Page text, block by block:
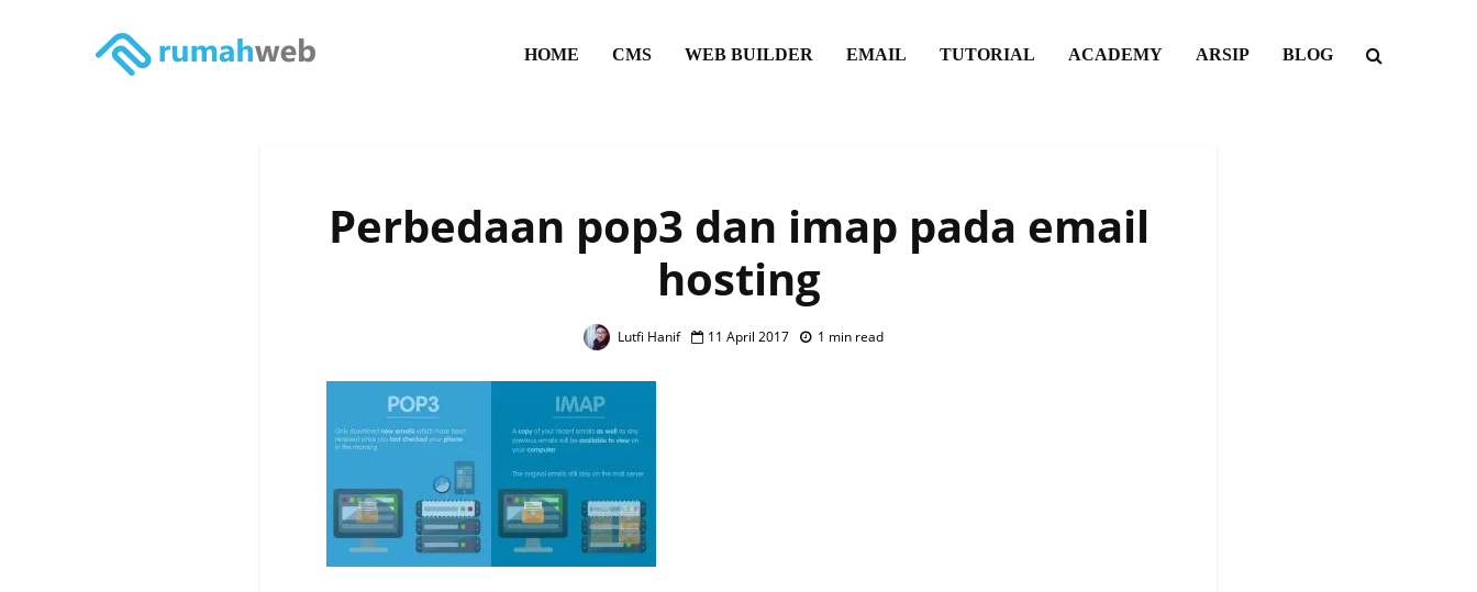
HOME CMS WEB BUILDER EMAIL TUTORIAL ACADEMY ARSIP BLOG
Perbedaan pop3 dan imap pada email
hosting
Lutfi Hanif 11 April 2017 1 min read